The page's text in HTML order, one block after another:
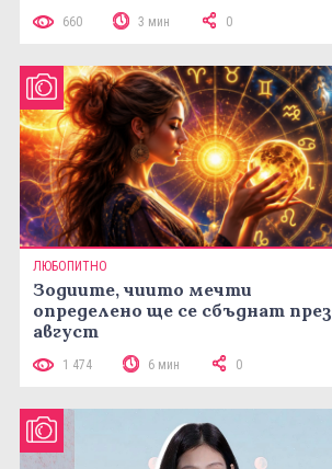
660 3 мин 0
ЛЮБОПИТНО
Зодиите, чиито мечти
определено ще се сбъднат през
август
1 474 6 мин 0